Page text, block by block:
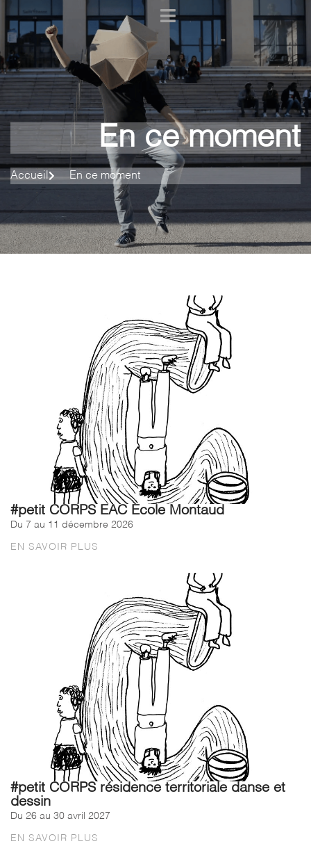
En ce moment
Accueil En ce moment
#petit CORPS EAC Ecole Montaud
Du 7 au 11 décembre 2026
EN SAVOIR PLUS
#petit CORPS résidence territoriale danse et
dessin
Du 26 au 30 avril 2027
EN SAVOIR PLUS